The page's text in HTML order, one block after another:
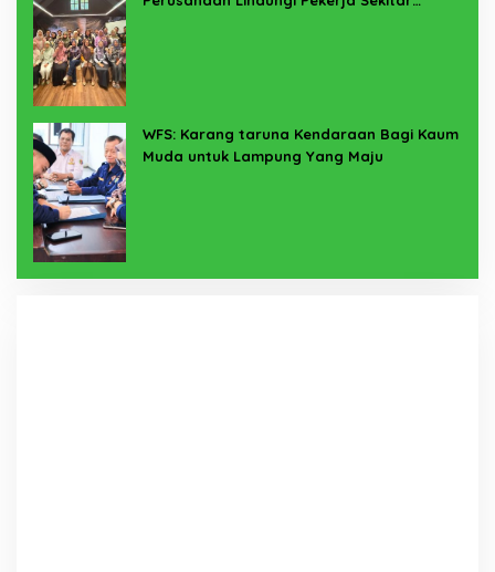
WFS: Karang taruna Kendaraan Bagi Kaum
Muda untuk Lampung Yang Maju